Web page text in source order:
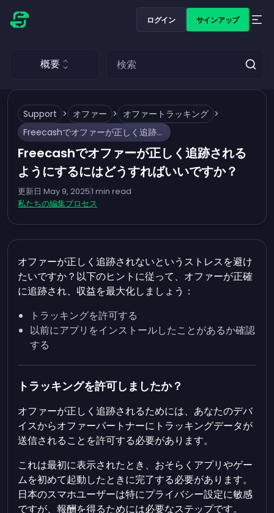
ログイン サインアップ
概要
Support > オファー > オファートラッキング >
Freecashでオファーが正しく追跡されるようにするにはどうすればいいですか？
Freecashでオファーが正しく追跡される
ようにするにはどうすればいいですか？
更新日 May 9, 20251 min read
私たちの編集プロセス
オファーが正しく追跡されないというストレスを避け
たいですか？以下のヒントに従って、オファーが正確
に追跡され、収益を最大化しましょう：
トラッキングを許可する
以前にアプリをインストールしたことがあるか確認
する
トラッキングを許可しましたか？
オファーが正しく追跡されるためには、あなたのデバ
イスからオファーパートナーにトラッキングデータが
送信されることを許可する必要があります。
これは最初に表示されたとき、おそらくアプリやゲー
ムを初めて起動したときに完了する必要があります。
日本のスマホユーザーは特にプライバシー設定に敏感
ですが、報酬を得るためには必要なステップです。